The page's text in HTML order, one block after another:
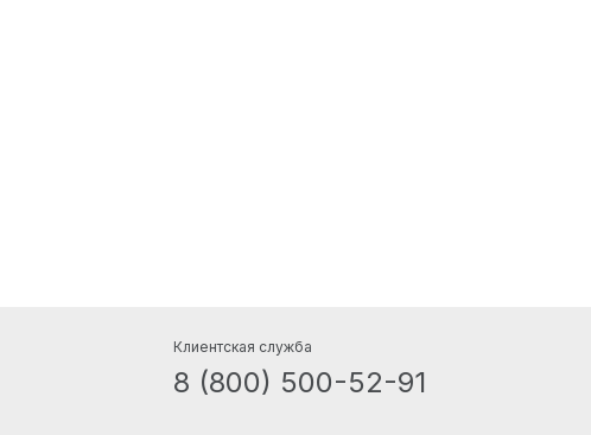
Клиентская служба
8 (800) 500-52-91